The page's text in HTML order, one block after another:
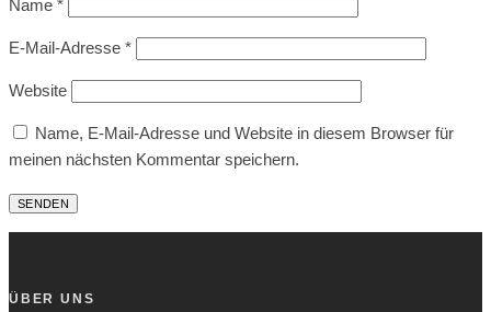
Name *
E-Mail-Adresse *
Website
Name, E-Mail-Adresse und Website in diesem Browser für
meinen nächsten Kommentar speichern.
ÜBER UNS